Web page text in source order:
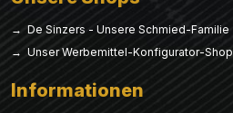
→ De Sinzers - Unsere Schmied-Familie
→ Unser Werbemittel-Konfigurator-Shop
Informationen